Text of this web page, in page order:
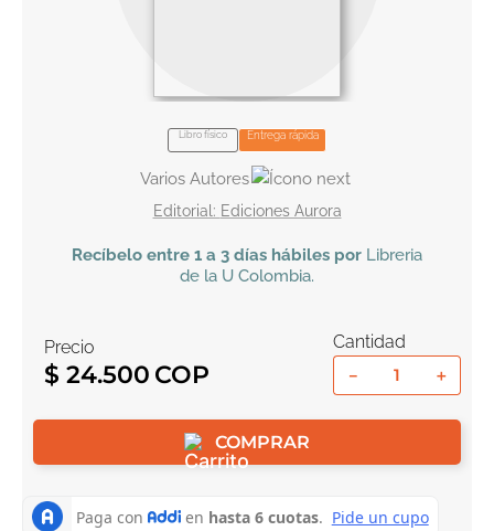
Libro físico Entrega rápida
Varios Autores
Ediciones Aurora
Recíbelo entre 1 a 3 días hábiles por Libreria
de la U Colombia.
Precio
$ 24.500
Cantidad
＋
－
COMPRAR